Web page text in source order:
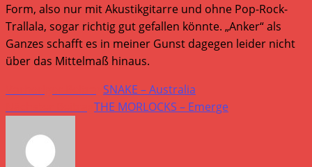
Form, also nur mit Akustikgitarre und ohne Pop-Rock-
Trallala, sogar richtig gut gefallen könnte. „Anker“ als
Ganzes schafft es in meiner Gunst dagegen leider nicht
über das Mittelmaß hinaus.
Weitere
Artikel
ansehen
SNAKE – Australia
THE MORLOCKS – Emerge